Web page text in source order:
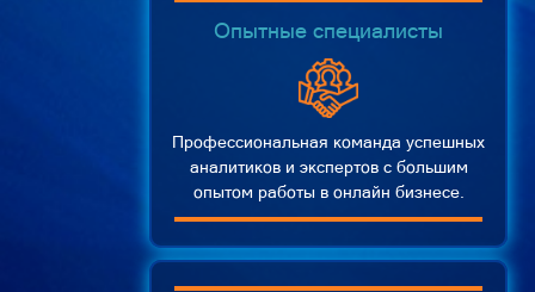
Опытные специалисты
Профессиональная команда успешных
аналитиков и экспертов с большим
опытом работы в онлайн бизнесе.